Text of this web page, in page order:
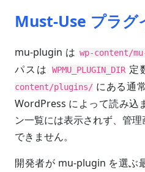
Must-Use プラグ
mu-plugin は wp-content/
パスは
WPMU_PLUGIN_DIR定
content/plugins/ にある通
WordPress によって読み込
ン一覧には表示されず、管
できません。
開発者が mu-plugin を選ぶ